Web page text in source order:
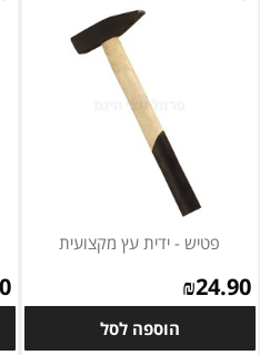
פטיש - ידית עץ מקצועית
₪24.90
הוספה לסל